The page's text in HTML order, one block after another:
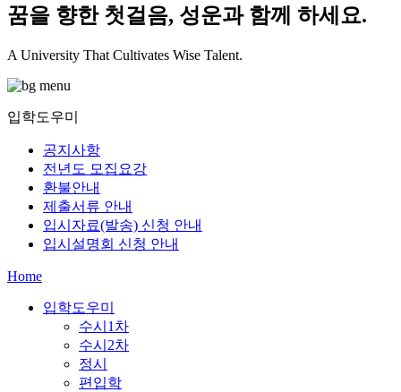
꿈을 향한 첫걸음, 성운과 함께 하세요.
A University That Cultivates Wise Talent.
입학도우미
공지사항
전년도 모집요강
환불안내
제출서류 안내
입시자료(발송) 신청 안내
입시설명회 신청 안내
Home
입학도우미
수시1차
수시2차
정시
편입학